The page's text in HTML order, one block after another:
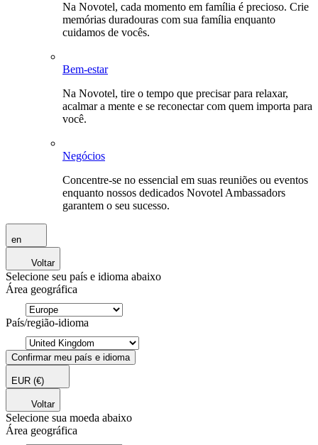
Na Novotel, cada momento em família é precioso. Crie
memórias duradouras com sua família enquanto
cuidamos de vocês.
Bem-estar
Na Novotel, tire o tempo que precisar para relaxar,
acalmar a mente e se reconectar com quem importa para
você.
Negócios
Concentre-se no essencial em suas reuniões ou eventos
enquanto nossos dedicados Novotel Ambassadors
garantem o seu sucesso.
en
Voltar
Selecione seu país e idioma abaixo
Área geográfica
País/região-idioma
Confirmar meu país e idioma
EUR (€)
Voltar
Selecione sua moeda abaixo
Área geográfica